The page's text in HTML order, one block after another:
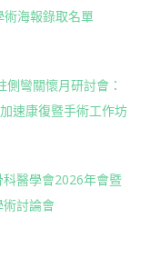
海報錄取名單
彎關懷月研討會：
速康復暨手術工作坊
醫學會2026年會暨
討論會